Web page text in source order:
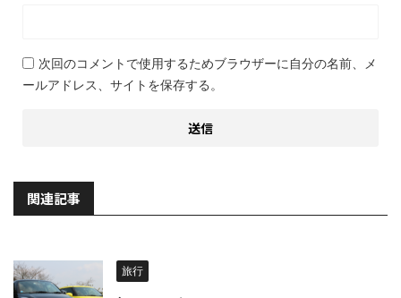
次回のコメントで使用するためブラウザーに自分の名前、メ
ールアドレス、サイトを保存する。
関連記事
旅行